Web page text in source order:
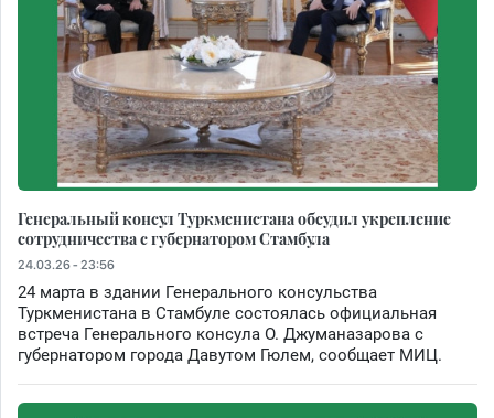
Генеральный консул Туркменистана обсудил укрепление
сотрудничества с губернатором Стамбула
24.03.26 - 23:56
24 марта в здании Генерального консульства
Туркменистана в Стамбуле состоялась официальная
встреча Генерального консула О. Джуманазарова с
губернатором города Давутом Гюлем, сообщает МИЦ.